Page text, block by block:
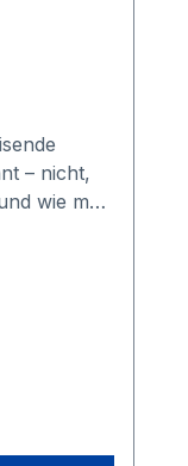
– nicht,
wie man
das